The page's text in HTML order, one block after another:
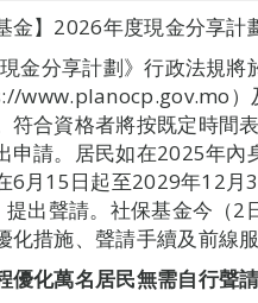
金】2026年度現金分享計
金分享計劃》行政法規
www.planocp.gov.mo）
符合資格者將按既定時間
申請。居民如在2025年
6月15日起至2029年12月
提出聲請。社保基金今（
化措施、聲請手續及前線服
優化萬名居民無需自行聲請